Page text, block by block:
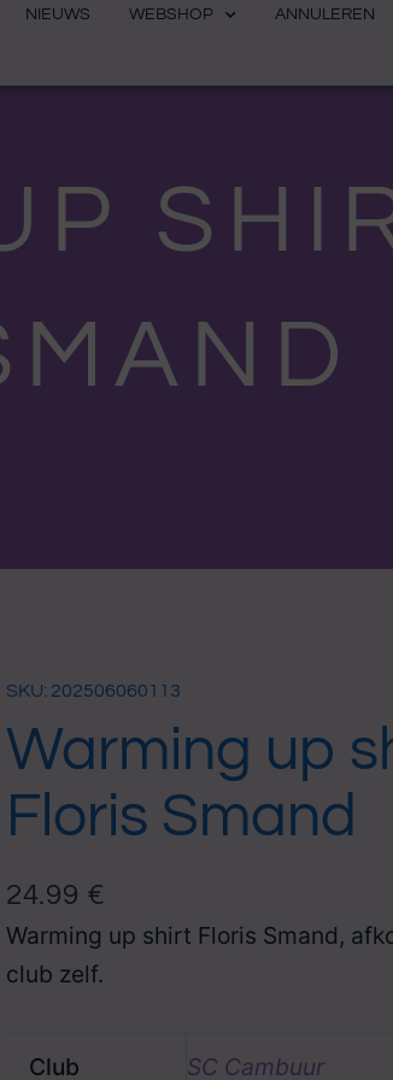
NIEUWS WEBSHOP ANNULEREN
SKU: 202506060113
Warming up
Floris Smand
24.99 €
Warming up shirt Floris Smand,
club zelf.
Club SC Cambuur